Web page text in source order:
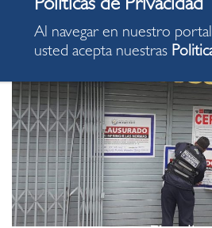
Al navegar en nuestro
usted acepta nuestras